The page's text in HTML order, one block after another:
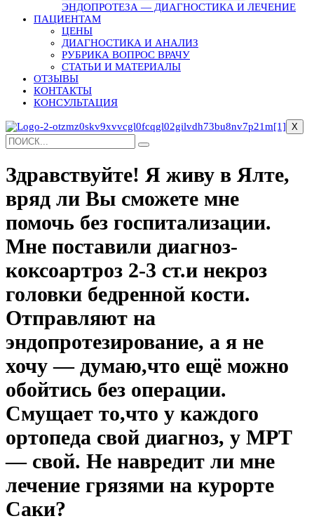
ЭНДОПРОТЕЗА — ДИАГНОСТИКА И ЛЕЧЕНИЕ
ПАЦИЕНТАМ
ЦЕНЫ
ДИАГНОСТИКА И АНАЛИЗ
РУБРИКА ВОПРОС ВРАЧУ
СТАТЬИ И МАТЕРИАЛЫ
ОТЗЫВЫ
КОНТАКТЫ
КОНСУЛЬТАЦИЯ
X
Здравствуйте! Я живу в Ялте,
вряд ли Вы сможете мне
помочь без госпитализации.
Мне поставили диагноз-
коксоартроз 2-3 ст.и некроз
головки бедренной кости.
Отправляют на
эндопротезирование, а я не
хочу — думаю,что ещё можно
обойтись без операции.
Смущает то,что у каждого
ортопеда свой диагноз, у МРТ
— свой. Не навредит ли мне
лечение грязями на курорте
Саки?